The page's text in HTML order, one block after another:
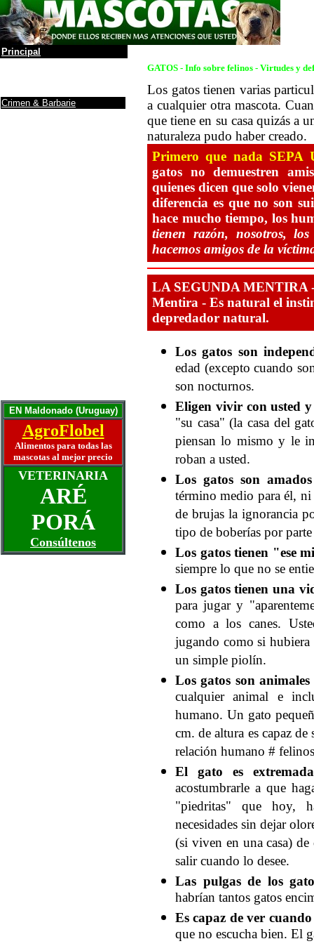
Principal
Crimen & Barbarie
EN Maldonado (Uruguay)
AgroFlobel
Alimentos para todas las
mascotas al mejor precio
VETERINARIA
ARÉ
PORÁ
Consúltenos
GATOS - Info sobre felinos - Virtudes y
Los gatos tienen varias
a cualquier otra mascota.
que tiene en su casa quizás a
naturaleza pudo haber creado.
Primero que nada SEPA
gatos no demuestren
quienes dicen que solo
diferencia es que no son
hace mucho tiempo, los
tienen razón, nosotros,
hacemos amigos de la
LA SEGUNDA MENTIRA
Mentira - Es natural el
depredador natural.
Los gatos son
edad (excepto cuando
son nocturnos.
Eligen vivir con usted y
"su casa" (la casa del
piensan lo mismo y le
roban a usted.
Los gatos son
término medio para él,
de brujas la ignorancia
tipo de boberías por
Los gatos tienen "ese
siempre lo que no se
Los gatos tienen una
para jugar y
como a los canes.
jugando como si
un simple piolín.
Los gatos son animales
cualquier animal e
humano. Un gato
cm. de altura es capaz
relación humano #
El gato es
acostumbrarle a que
"piedritas" que hoy,
necesidades sin dejar
(si viven en una casa)
salir cuando lo desee.
Las pulgas de los
habrían tantos gatos
Es capaz de ver
que no escucha bien. El